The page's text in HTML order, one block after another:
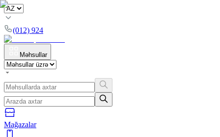
(012) 924
Məhsullar
Mağazalar